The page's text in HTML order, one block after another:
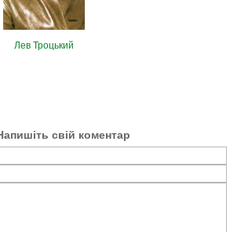
Лев Троцький
свій коментар